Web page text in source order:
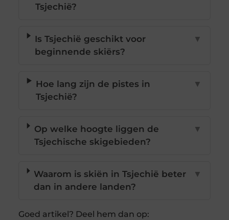
Tsjechië?
Is Tsjechië geschikt voor
beginnende skiërs?
▼
Hoe lang zijn de pistes in
Tsjechië?
▼
Op welke hoogte liggen de
Tsjechische skigebieden?
▼
Waarom is skiën in Tsjechië beter
dan in andere landen?
▼
Goed artikel? Deel hem dan op: